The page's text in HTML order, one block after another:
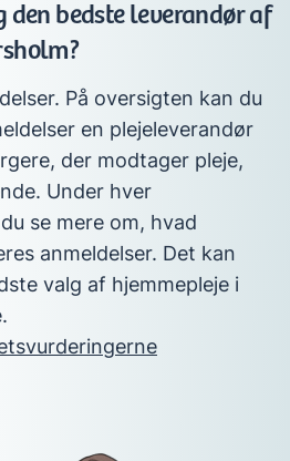
den bedste leverandør af
På oversigten kan du
en plejeleverandør
der modtager pleje,
Under hver
se mere om, hvad
anmeldelser. Det kan
valg af hjemmepleje i